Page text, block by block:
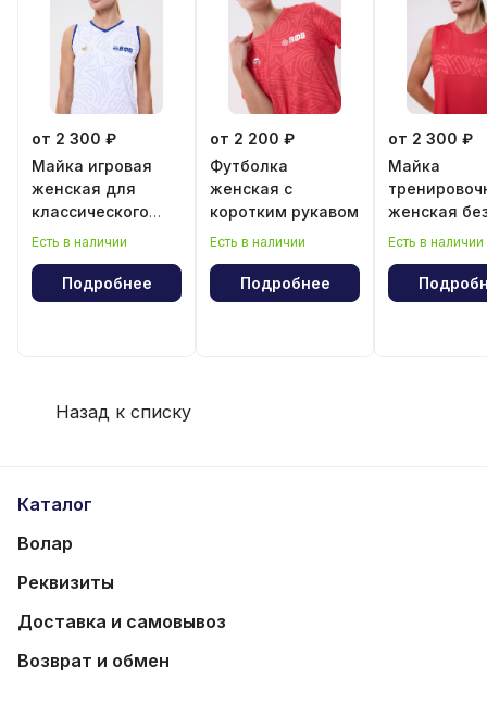
от 2 300 ₽
Майка игровая
женская для
классического
волейбола
Есть в наличии
Подробнее
от 2 200 ₽
Футболка
женская с
коротким рукавом
Есть в наличии
Подробнее
от 2 300 ₽
Майка
женская
рукава
Есть в наличии
Назад к списку
Каталог
Волар
Реквизиты
Доставка и самовывоз
Возврат и обмен